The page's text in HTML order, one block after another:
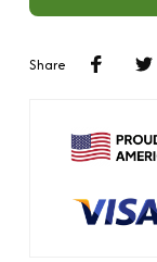
Share